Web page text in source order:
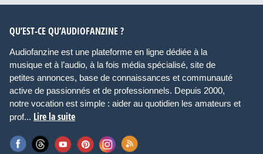
QU’EST-CE QU’AUDIOFANZINE ?
Audiofanzine est une plateforme en ligne dédiée à la
musique et à l’audio, à la fois média spécialisé, site de
petites annonces, base de connaissances et communauté
active de passionnés et de professionnels. Depuis 2000,
notre vocation est simple : aider au quotidien les amateurs et
prof... Lire la suite